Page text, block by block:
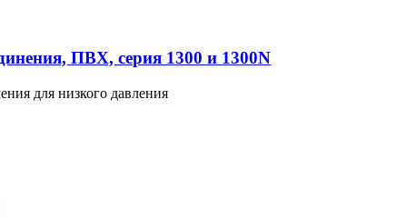
ПВХ, серия 1300 и 1300N
для низкого давления